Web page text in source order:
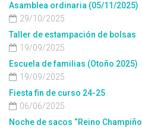
Asamblea ordinaria (05/11/2025)
29/10/2025
Taller de estampación de bolsas
19/09/2025
Escuela de familias (Otoño 2025)
19/09/2025
Fiesta fin de curso 24-25
06/06/2025
Noche de sacos “Reino